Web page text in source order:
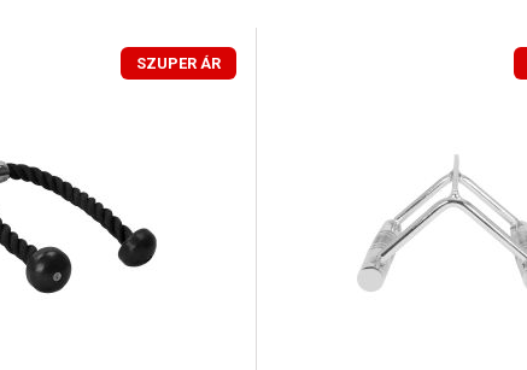
SZUPER ÁR